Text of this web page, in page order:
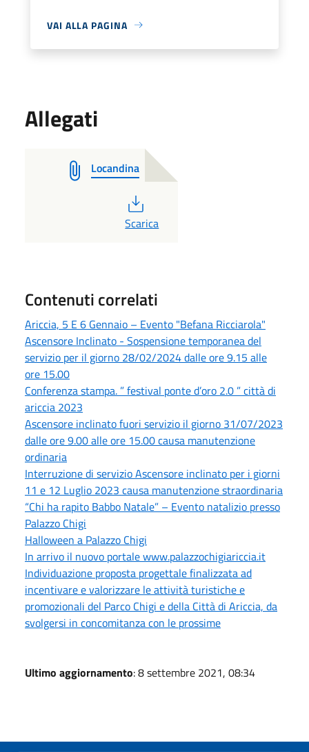
VAI ALLA PAGINA
Allegati
Locandina
PDF
Scarica
Contenuti correlati
Ariccia, 5 E 6 Gennaio – Evento "Befana Ricciarola"
Ascensore Inclinato - Sospensione temporanea del
servizio per il giorno 28/02/2024 dalle ore 9.15 alle
ore 15.00
Conferenza stampa. ” festival ponte d’oro 2.0 ” città di
ariccia 2023
Ascensore inclinato fuori servizio il giorno 31/07/2023
dalle ore 9.00 alle ore 15.00 causa manutenzione
ordinaria
Interruzione di servizio Ascensore inclinato per i giorni
11 e 12 Luglio 2023 causa manutenzione straordinaria
“Chi ha rapito Babbo Natale” – Evento natalizio presso
Palazzo Chigi
Halloween a Palazzo Chigi
In arrivo il nuovo portale www.palazzochigiariccia.it
Individuazione proposta progettale finalizzata ad
incentivare e valorizzare le attività turistiche e
promozionali del Parco Chigi e della Città di Ariccia, da
svolgersi in concomitanza con le prossime
Ultimo aggiornamento: 8 settembre 2021, 08:34